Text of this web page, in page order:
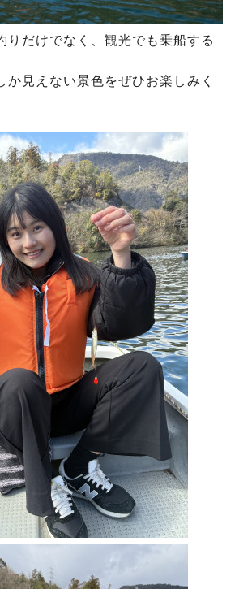
りだけでなく、観光でも乗船する
か見えない景色をぜひお楽しみく